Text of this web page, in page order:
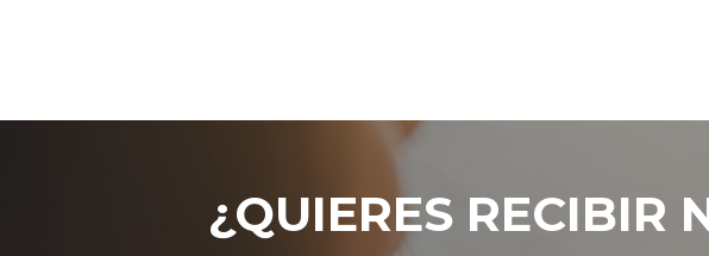
¿QUIERES RECIBIR